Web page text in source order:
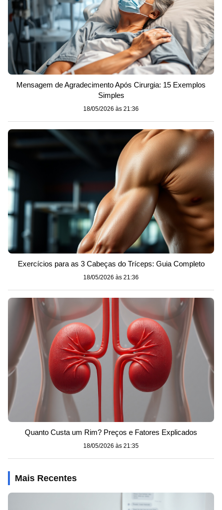
Mensagem de Agradecimento Após Cirurgia: 15 Exemplos
Simples
18/05/2026 às 21:36
Exercícios para as 3 Cabeças do Tríceps: Guia Completo
18/05/2026 às 21:36
Quanto Custa um Rim? Preços e Fatores Explicados
18/05/2026 às 21:35
Mais Recentes